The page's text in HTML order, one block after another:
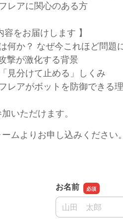
レアに関心のある方
容をお届けします 】
何か？ なぜ今これほど問題
撃が激化する背景
見分けて止める」しくみ
レアがボットを防御できる
いただけます。
ムよりお申し込みください。
お名前
お名前